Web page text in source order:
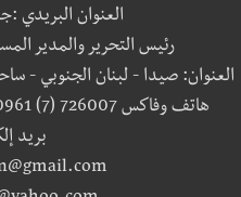
العنوان البريدي
رئيس التحرير والمدير
العنوان: صيدا - لبنان الجنوبي -
هاتف وفاكس 726007 (7) 00961 - خليوي 226013 (3) 00961
بريد